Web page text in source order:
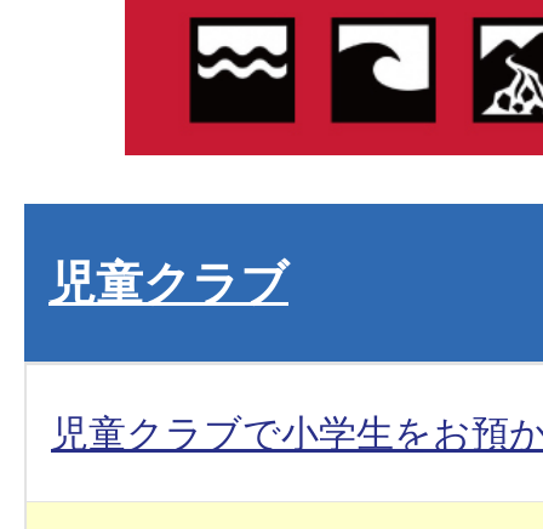
児童クラブ
児童クラブで小学生をお預